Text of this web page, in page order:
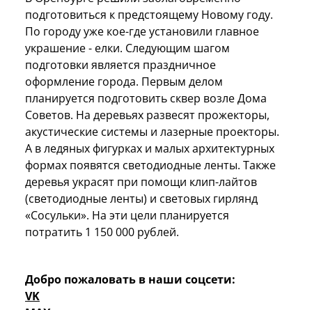
подготовиться к предстоящему Новому году.
По городу уже кое-где установили главное
украшение - елки. Следующим шагом
подготовки является праздничное
оформление города. Первым делом
планируется подготовить сквер возле Дома
Советов. На деревьях развесят прожекторы,
акустические системы и лазерные проекторы.
А в ледяных фигурках и малых архитектурных
формах появятся светодиодные ленты. Также
деревья украсят при помощи клип-лайтов
(светодиодные ленты) и световых гирлянд
«Сосульки». На эти цели планируется
потратить 1 150 000 рублей.
Добро пожаловать в наши соцсети:
VK